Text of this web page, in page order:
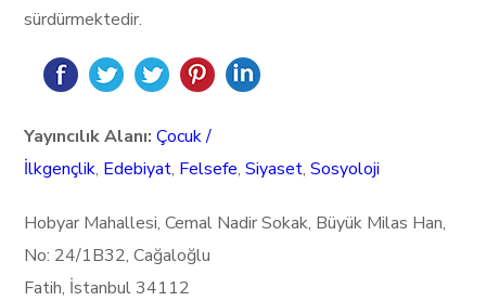
sürdürmektedir.
Yayıncılık Alanı:Çocuk /
İlkgençlik, Edebiyat, Felsefe,Siyaset,Sosyoloji
Hobyar Mahallesi, Cemal Nadir Sokak, Büyük Milas Han,
No: 24/1B32, Cağaloğlu
Fatih, İstanbul 34112